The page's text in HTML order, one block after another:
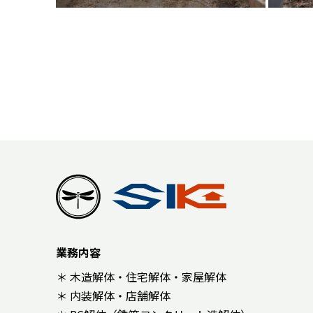
業務内容
＊ 木造解体・住宅解体・家屋解体
＊ 内装解体・店舗解体